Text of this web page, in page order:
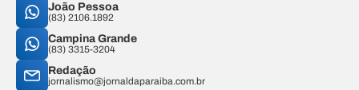
João Pessoa
(83) 2106.1892
Campina Grande
(83) 3315-3204
Redação
jornalismo@jornaldaparaiba.com.br